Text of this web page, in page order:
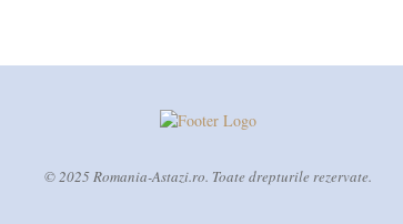
© 2025 Romania-Astazi.ro. Toate drepturile rezervate.